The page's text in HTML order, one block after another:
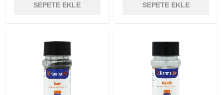
SEPETE EKLE SEPETE EKLE